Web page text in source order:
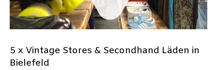
5 x Vintage Stores & Secondhand Läden in
Bielefeld